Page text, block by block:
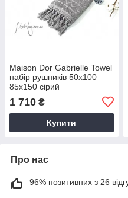
Maison Dor Gabrielle Towel
набір рушників 50х100
85х150 сірий
1 710 ₴
Купити
Про нас
96% позитивних з 26